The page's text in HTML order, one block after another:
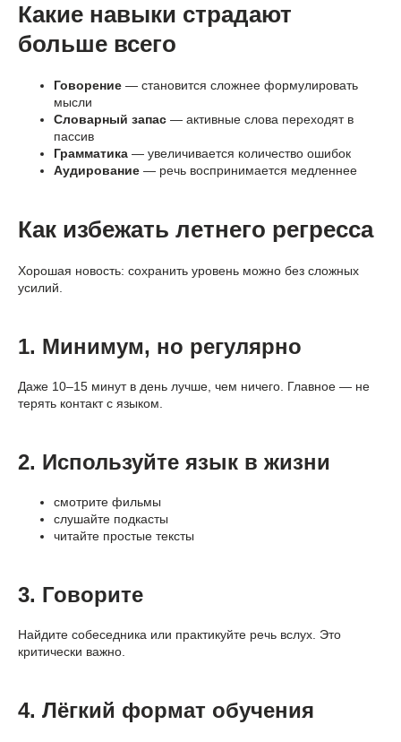
Какие навыки страдают
больше всего
Говорение — становится сложнее формулировать
мысли
Словарный запас — активные слова переходят в
пассив
Грамматика — увеличивается количество ошибок
Аудирование — речь воспринимается медленнее
Как избежать летнего регресса
Хорошая новость: сохранить уровень можно без сложных
усилий.
1. Минимум, но регулярно
Даже 10–15 минут в день лучше, чем ничего. Главное — не
терять контакт с языком.
2. Используйте язык в жизни
смотрите фильмы
слушайте подкасты
читайте простые тексты
3. Говорите
Найдите собеседника или практикуйте речь вслух. Это
критически важно.
4. Лёгкий формат обучения